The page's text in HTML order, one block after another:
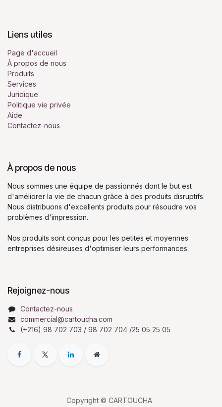
Liens utiles
Page d'accueil
À propos de nous
Produits
Services
Juridique
Politique vie privée
Aide
Contactez-nous
À propos de nous
Nous sommes une équipe de passionnés dont le but est
d'améliorer la vie de chacun grâce à des produits disruptifs.
Nous distribuons d'excellents produits pour résoudre vos
problèmes d'impression.
Nos produits sont conçus pour les petites et moyennes
entreprises désireuses d'optimiser leurs performances.
Rejoignez-nous
Contactez-nous
commercial@cartoucha.com
(+216) 98 702 703 / 98 702 704 /25 05 25 05
Copyright © CARTOUCHA